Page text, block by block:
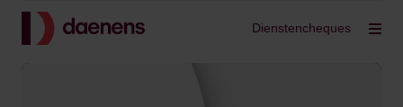
Terug Dienstencheques